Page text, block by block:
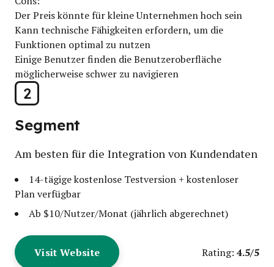
2
Segment
Am besten für die Integration von Kundendaten
14-tägige kostenlose Testversion + kostenloser
Plan verfügbar
Ab $10/Nutzer/Monat (jährlich abgerechnet)
Visit Website Rating: 4.5/5
Der Preis könnte für kleine Unternehmen hoch sein
Kann technische Fähigkeiten erfordern, um die
Funktionen optimal zu nutzen
Einige Benutzer finden die Benutzeroberfläche
möglicherweise schwer zu navigieren